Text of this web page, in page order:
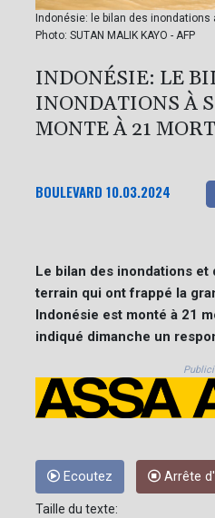
Indonésie: le bilan des
Photo: SUTAN MALIK KAYO - AFP
INDONÉSIE: LE
INONDATIONS À
MONTE À 21
BOULEVARD 10.03.2024
Le bilan des inondations et
terrain qui ont frappé la
Indonésie est monté à 21
indiqué dimanche un
Ecoutez Arrête
Taille du texte: